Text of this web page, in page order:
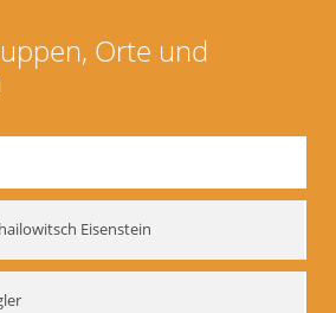
Orte und
Eisenstein